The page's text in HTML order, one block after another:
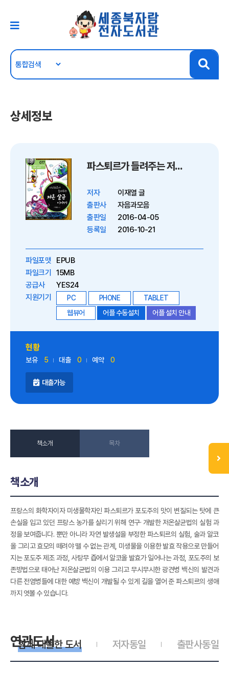
상세정보
파스퇴르가 들려주는 저온 살균 이야기 - 과학자가 들려주는 과학 이야기 077
저자
이재열 글
출판사
자음과모음
출판일
2016-04-05
등록일
2016-10-21
파일포맷
EPUB
파일크기
15MB
공급사
YES24
지원기기
PC PHONE
TABLET
웹뷰어
어플 수동설치 어플 설치 안내
현황
보유 5 대출 0 예약 0
대출가능
책소개 목차
책소개
프랑스의 화학자이자 미생물학자인 파스퇴르가 포도주의 맛이 변질되는 탓에 큰
손실을 입고 있던 프랑스 농가를 살리기 위해 연구· 개발한 저온살균법의 실험 과
정을 보여줍니다. 뿐만 아니라 자연 발생설을 부정한 파스퇴르의 실험, 술과 알코
올 그리고 효모의 떼려야 뗄 수 없는 관계, 미생물을 이용한 발효 작용으로 만들어
지는 포도주 제조 과정, 사탕무 즙에서 알코올 발효가 일어나는 과정, 포도주의 보
존방법으로 태어난 저온살균법의 이용 그리고 무시무시한 광견병 백신의 발견과
다른 전염병들에 대한 예방 백신이 개발될 수 있게 길을 열어 준 파스퇴르의 생애
까지 엿볼 수 있습니다.
연관도서 출판사동일
저자동일
함께 대출한 도서